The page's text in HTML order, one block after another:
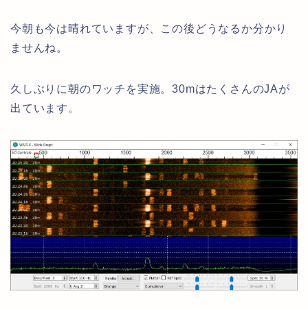
今朝も今は晴れていますが、この後どうなるか分かり
ませんね。
久しぶりに朝のワッチを実施。30mはたくさんのJAが
出ています。